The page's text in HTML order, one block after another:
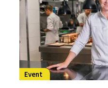
Event